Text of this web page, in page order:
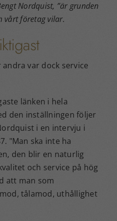
Nordquist, ”är grunden
vårt företag vilar.
var dock service
länken i hela
den inställningen följer
i en intervju i
Man ska inte ha
den blir en naturlig
och service på hög
att man som
tålamod, uthållighet